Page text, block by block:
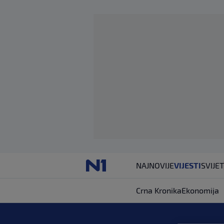
NAJNOVIJEVIJESTISVIJET
Crna KronikaEkonomija